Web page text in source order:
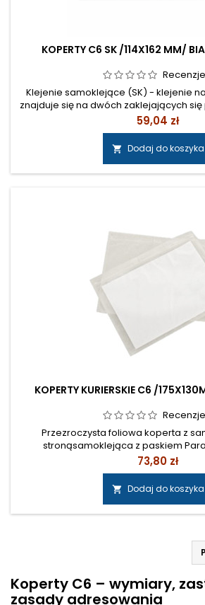
KOPERTY C6 SK /114X162 MM/
Klejenie samoklejące (SK) - klejenie
znajduje się na dwóch zaklejających
klapie otworowej i kontr-klapie).
dzięki zetknięciu obu klap. Obsługa
szczególnie łatwa i
netto/1000 szt.
Cena
59,04 zł
 Dodaj do koszyka
KOPERTY KURIERSKIE C6 /
Przezroczysta foliowa koperta z
stronąsamoklejąca z paskiem
C6wymiary (mm): zewnętrzny: 175 x
110opakowanie: 1000 sztuk Cena:
Cena
73,80 zł
 Dodaj do koszyka
Koperty C6 – wymiary,
zasady adresowania